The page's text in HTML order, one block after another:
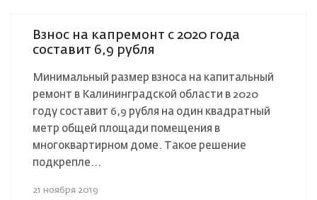
Взнос на капремонт с 2020 года
составит 6,9 рубля
Минимальный размер взноса на капитальный
ремонт в Калининградской области в 2020
году составит 6,9 рубля на один квадратный
метр общей площади помещения в
многоквартирном доме. Такое решение
подкрепле...
21 ноября 2019